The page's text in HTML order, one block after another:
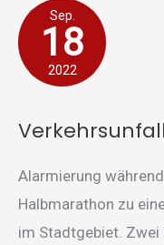
Sep.
18
2022
Verkehrsunfall
Alarmierung
Halbmarathon zu
im Stadtgebiet. Zwei
Verkehrsunfall